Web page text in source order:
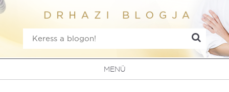
MENÜ